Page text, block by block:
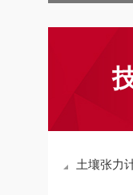
土壤张力